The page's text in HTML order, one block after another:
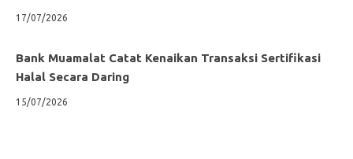
17/07/2026
Bank Muamalat Catat Kenaikan Transaksi Sertifikasi
Halal Secara Daring
15/07/2026